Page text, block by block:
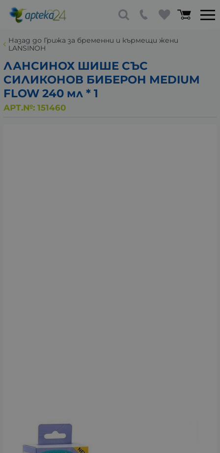
Назад до Грижа за бременни и кърмещи жени
LANSINOH
ЛАНСИНОХ ШИШЕ СЪС
СИЛИКОНОВ БИБЕРОН MEDIUM
FLOW 240 мл * 1
АРТ.№: 151460